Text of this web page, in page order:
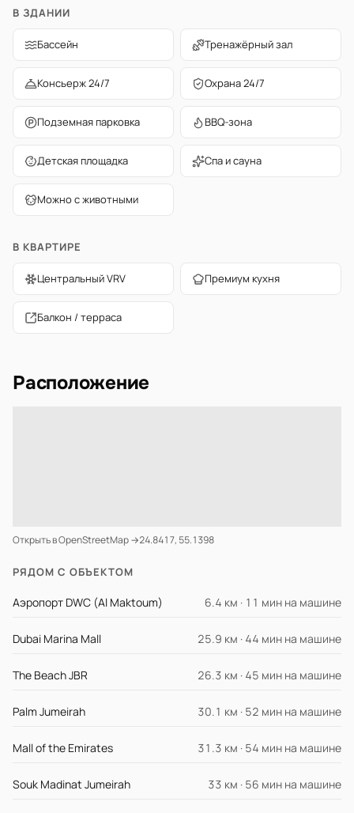
В ЗДАНИИ
Бассейн Тренажёрный зал
Консьерж 24/7 Охрана 24/7
Подземная парковка BBQ-зона
Детская площадка Спа и сауна
Можно с животными
В КВАРТИРЕ
Центральный VRV Премиум кухня
Балкон / терраса
Расположение
Открыть в OpenStreetMap →24.8417, 55.1398
РЯДОМ С ОБЪЕКТОМ
Аэропорт DWC (Al Maktoum) 6.4 км · 11 мин на машине
Dubai Marina Mall 25.9 км · 44 мин на машине
The Beach JBR 26.3 км · 45 мин на машине
Palm Jumeirah 30.1 км · 52 мин на машине
Mall of the Emirates 31.3 км · 54 мин на машине
Souk Madinat Jumeirah 33 км · 56 мин на машине